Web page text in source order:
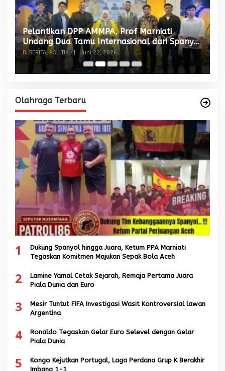
Pelantikan DPP AMMPA, Prof Marniati
Undang Dua Tamu Internasional dari Spanyol
dan Malaysia
Di BERITA, POLITIK Juni 22, 2026
Olahraga Terbaru
1
Dukung Spanyol hingga Juara, Ketum PPA Marniati
Tegaskan Komitmen Majukan Sepak Bola Aceh
2
Lamine Yamal Cetak Sejarah, Remaja Pertama Juara
Piala Dunia dan Euro
3
Mesir Tuntut FIFA Investigasi Wasit Kontroversial lawan
Argentina
4
Ronaldo Tegaskan Gelar Euro Selevel dengan Gelar
Piala Dunia
5
Kongo Kejutkan Portugal, Laga Perdana Grup K Berakhir
Imbang 1-1